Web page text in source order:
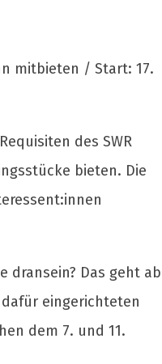
mitbieten / Start: 17.
des SWR
bieten. Die
dransein? Das geht ab
eingerichteten
dem 7. und 11.